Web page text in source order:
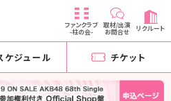
ファンクラブ
-柱の会-
取材/出演
お問合せ リクルート
ケジュール チケット